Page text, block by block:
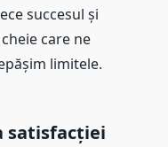
succesul și
care ne
limitele.
satisfacției